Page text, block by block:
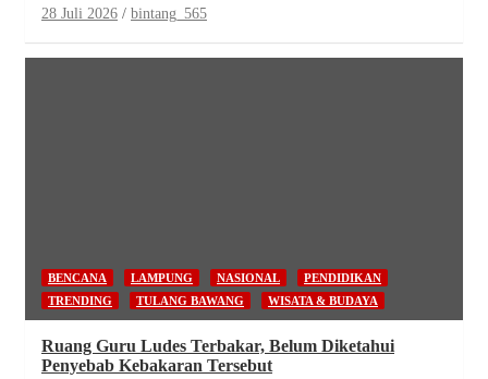
28 Juli 2026 bintang_565
BENCANA LAMPUNG NASIONAL
PENDIDIKAN
TRENDING
TULANG BAWANG WISATA & BUDAYA
Ruang Guru Ludes Terbakar, Belum Diketahui
Penyebab Kebakaran Tersebut